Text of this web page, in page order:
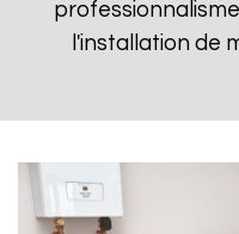
l'installation de